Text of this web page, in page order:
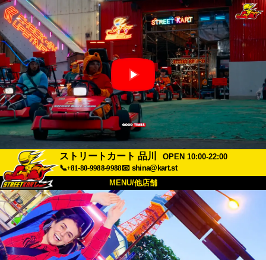
ストリートカート 品川
OPEN 10:00-22:00
📞+81-80-9988-9988📧 shina@kart.st
MENU/他店舗
トップ
概要 車両 価格
アクセス 評価 FAQ